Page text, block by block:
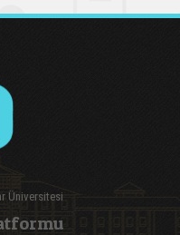
Üniversitesi